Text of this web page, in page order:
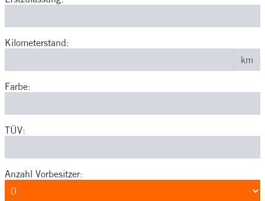
Kilometerstand:
km
Farbe:
TÜV:
Anzahl Vorbesitzer: